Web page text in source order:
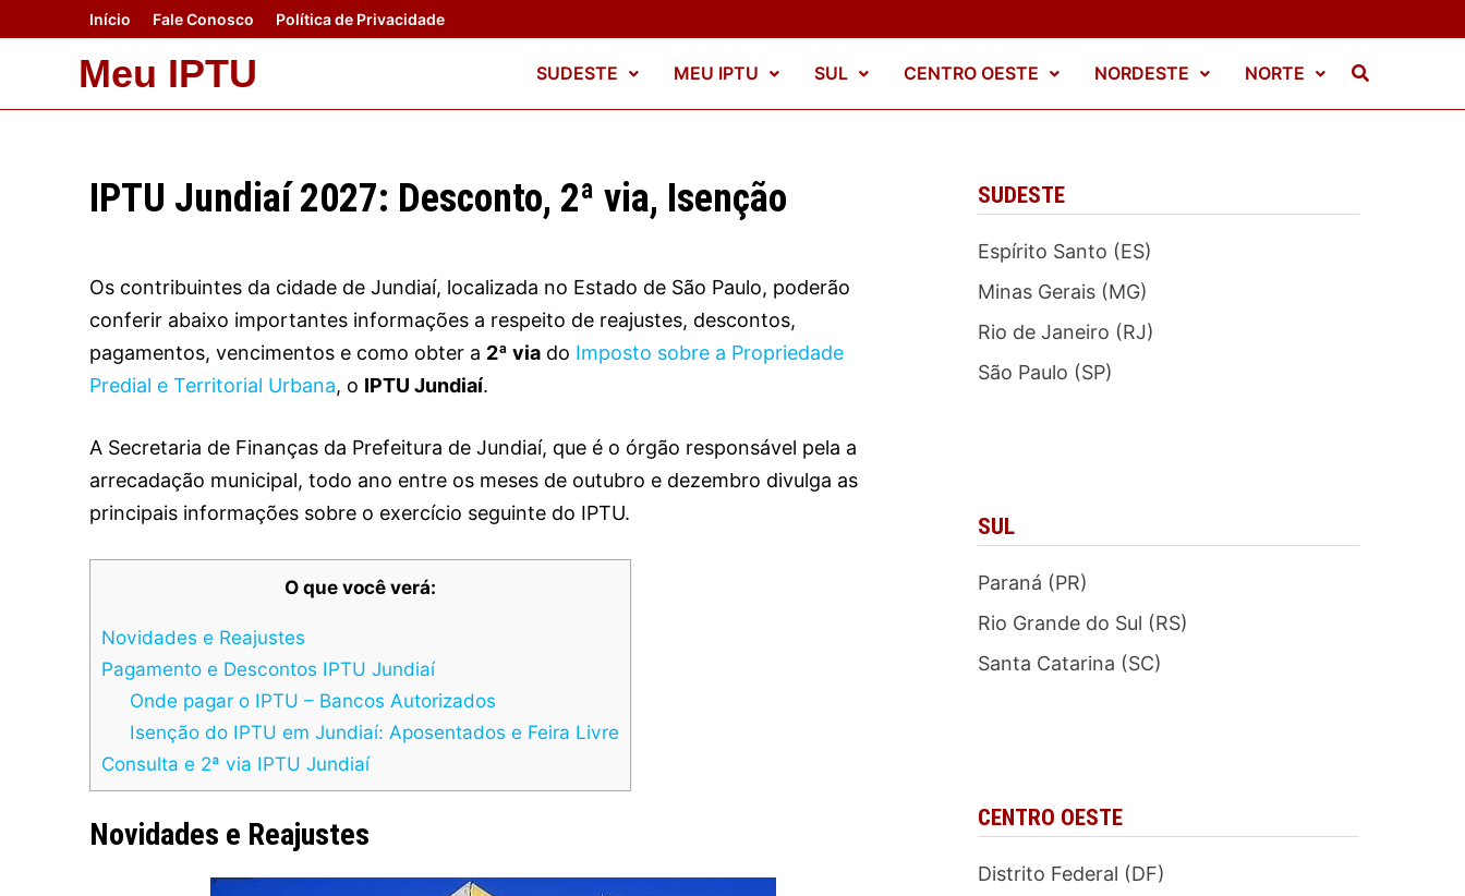
to
Início Fale Conosco Política de Privacidade
Meu IPTU SUDESTE MEU IPTU SUL CENTRO OESTE NORDESTE NORTE
IPTU Jundiaí 2027: Desconto, 2ª via, Isenção
Os contribuintes da cidade de Jundiaí, localizada no Estado de São Paulo, poderão
conferir abaixo importantes informações a respeito de reajustes, descontos,
pagamentos, vencimentos e como obter a 2ª via do Imposto sobre a Propriedade
Predial e Territorial Urbana, o IPTU Jundiaí.
A Secretaria de Finanças da Prefeitura de Jundiaí, que é o órgão responsável pela a
arrecadação municipal, todo ano entre os meses de outubro e dezembro divulga as
principais informações sobre o exercício seguinte do IPTU.
O que você verá:
Novidades e Reajustes
Pagamento e Descontos IPTU Jundiaí
Onde pagar o IPTU – Bancos Autorizados
Isenção do IPTU em Jundiaí: Aposentados e Feira Livre
Consulta e 2ª via IPTU Jundiaí
Novidades e Reajustes
SUDESTE
Espírito Santo (ES)
Minas Gerais (MG)
Rio de Janeiro (RJ)
São Paulo (SP)
SUL
Paraná (PR)
Rio Grande do Sul (RS)
Santa Catarina (SC)
CENTRO OESTE
Distrito Federal (DF)